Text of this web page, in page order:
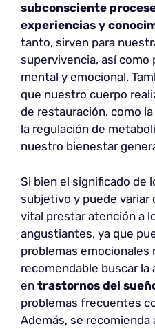
subconsciente
experiencias y
tanto, sirven para
supervivencia, así como
mental y emocional.
que nuestro cuerpo
de restauración, como
la regulación de
nuestro bienestar
Si bien el significado de
subjetivo y puede variar
vital prestar atención a
angustiantes, ya que
problemas emocionales
recomendable buscar la
en trastornos del
problemas frecuentes
Además, se